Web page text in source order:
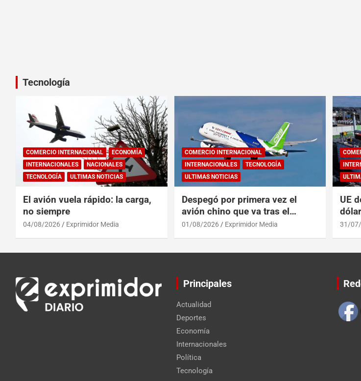
Tecnología
COMERCIO INTERNACIONAL
ECONOMÍA
INTERNACIONALES
NACIONALES
TECNOLOGÍA
ULTIMAS NOTICIAS
El avión vuela rápido: la carga,
no siempre
04/08/2026 Exprimidor Media
COMERCIO INTERNACIONAL
INTERNACIONALES
TECNOLOGÍA
ULTIMAS NOTICIAS
Despegó por primera vez el
avión chino que va tras el
reinado del A319 en el Tíbet
01/08/2026 Exprimidor Media
UE
para
31/
Principales
Actualidad
Deportes
Economía
Internacionales
Política
Tecnología